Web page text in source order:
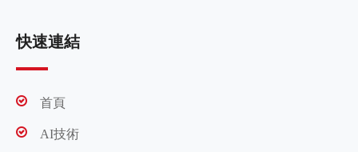
快速連結
首頁
AI技術